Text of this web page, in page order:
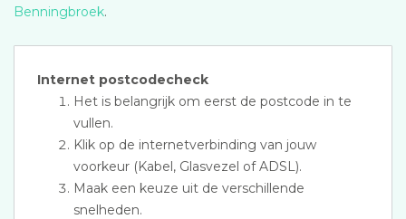
Benningbroek.
Internet postcodecheck
Het is belangrijk om eerst de postcode in te
vullen.
Klik op de internetverbinding van jouw
voorkeur (Kabel, Glasvezel of ADSL).
Maak een keuze uit de verschillende
snelheden.